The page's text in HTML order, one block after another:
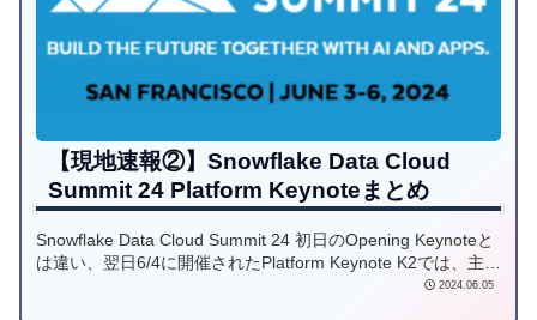
【現地速報②】Snowflake Data Cloud
Summit 24 Platform Keynoteまとめ
Snowflake Data Cloud Summit 24 初日のOpening Keynoteと
は違い、翌日6/4に開催されたPlatform Keynote K2では、主に
Snowflakeに関する最新のサービスアップデートが中心に取り
2024.06.05